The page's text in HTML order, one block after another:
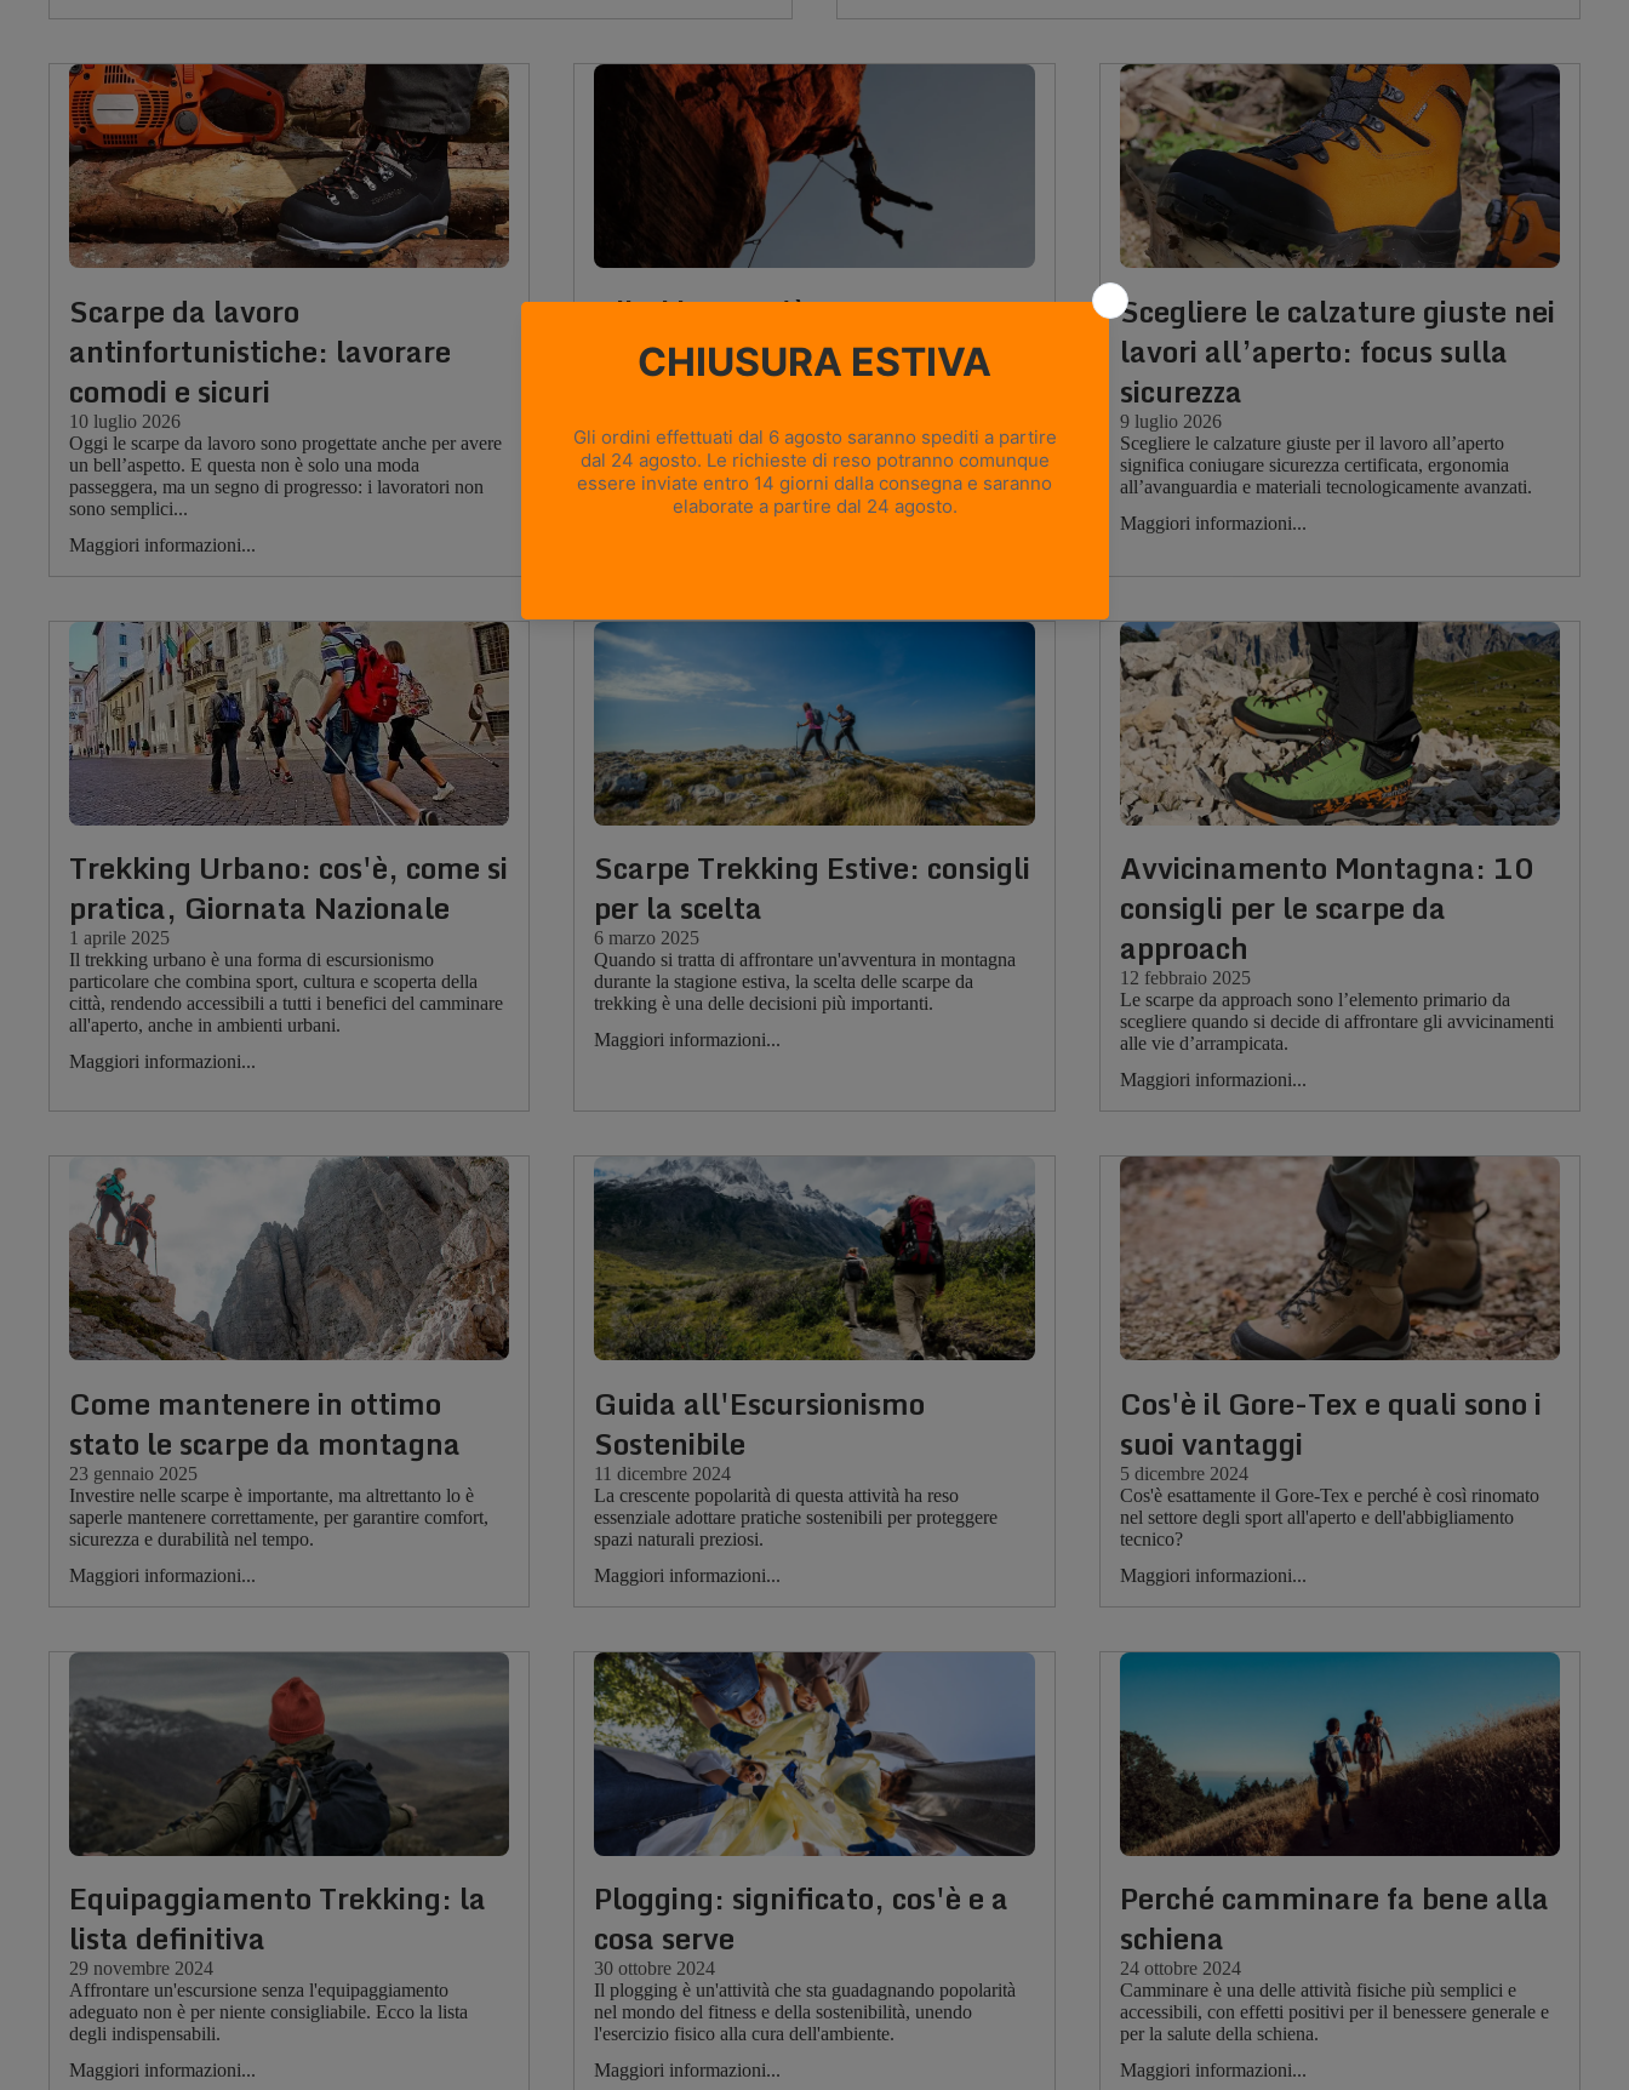
Scarpe da lavoro
antinfortunistiche: lavorare
comodi e sicuri
10 luglio 2026
Oggi le scarpe da lavoro sono progettate anche per avere
un bell’aspetto. E questa non è solo una moda
passeggera, ma un segno di progresso: i lavoratori non
sono semplici...
Maggiori informazioni...
Climbing: cos'è e a cosa serve
Il climbing è molto più di un semplice sport: è
concentrazione.
Maggiori informazioni...
Scegliere le calzature giuste nei
lavori all’aperto: focus sulla
sicurezza
9 luglio 2026
Scegliere le calzature giuste per il lavoro all’aperto
significa coniugare sicurezza certificata, ergonomia
all’avanguardia e materiali tecnologicamente avanzati.
Maggiori informazioni...
Trekking Urbano: cos'è, come si
pratica, Giornata Nazionale
1 aprile 2025
Il trekking urbano è una forma di escursionismo
particolare che combina sport, cultura e scoperta della
città, rendendo accessibili a tutti i benefici del camminare
all'aperto, anche in ambienti urbani.
Maggiori informazioni...
Scarpe Trekking Estive: consigli
per la scelta
6 marzo 2025
Quando si tratta di affrontare un'avventura in montagna
durante la stagione estiva, la scelta delle scarpe da
trekking è una delle decisioni più importanti.
Maggiori informazioni...
Avvicinamento Montagna: 10
consigli per le scarpe da
approach
12 febbraio 2025
Le scarpe da approach sono l’elemento primario da
scegliere quando si decide di affrontare gli avvicinamenti
alle vie d’arrampicata.
Maggiori informazioni...
Come mantenere in ottimo
stato le scarpe da montagna
23 gennaio 2025
Investire nelle scarpe è importante, ma altrettanto lo è
saperle mantenere correttamente, per garantire comfort,
sicurezza e durabilità nel tempo.
Maggiori informazioni...
Guida all'Escursionismo
Sostenibile
11 dicembre 2024
La crescente popolarità di questa attività ha reso
essenziale adottare pratiche sostenibili per proteggere
spazi naturali preziosi.
Maggiori informazioni...
Cos'è il Gore-Tex e quali sono i
suoi vantaggi
5 dicembre 2024
Cos'è esattamente il Gore-Tex e perché è così rinomato
nel settore degli sport all'aperto e dell'abbigliamento
tecnico?
Maggiori informazioni...
Equipaggiamento Trekking: la
lista definitiva
29 novembre 2024
Affrontare un'escursione senza l'equipaggiamento
adeguato non è per niente consigliabile. Ecco la lista
degli indispensabili.
Maggiori informazioni...
Plogging: significato, cos'è e a
cosa serve
30 ottobre 2024
Il plogging è un'attività che sta guadagnando popolarità
nel mondo del fitness e della sostenibilità, unendo
l'esercizio fisico alla cura dell'ambiente.
Maggiori informazioni...
Perché camminare fa bene alla
schiena
24 ottobre 2024
Camminare è una delle attività fisiche più semplici e
accessibili, con effetti positivi per il benessere generale e
per la salute della schiena.
Maggiori informazioni...